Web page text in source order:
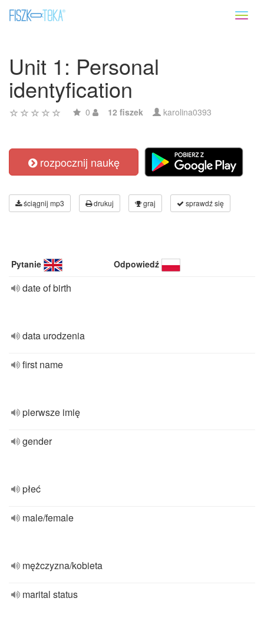
Unit 1: Personal
identyfication
0 12 fiszek karolina0393
rozpocznij naukę
ściągnij mp3 drukuj graj sprawdź się
Pytanie Odpowiedź
date of birth
data urodzenia
first name
pierwsze imię
gender
płeć
male/female
mężczyzna/kobieta
marital status